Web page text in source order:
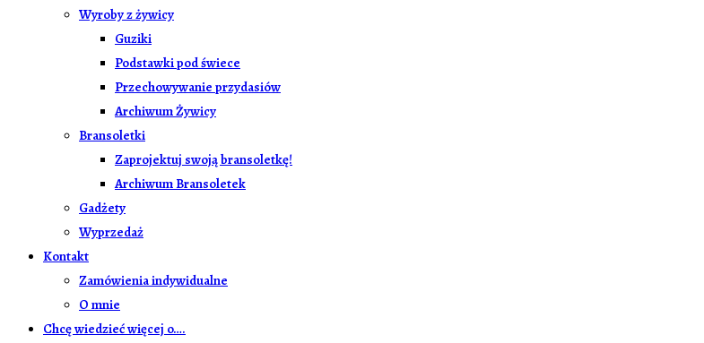
Wyroby z żywicy
Guziki
Podstawki pod świece
Przechowywanie przydasiów
Archiwum Żywicy
Bransoletki
Zaprojektuj swoją bransoletkę!
Archiwum Bransoletek
Gadżety
Wyprzedaż
Kontakt
Zamówienia indywidualne
O mnie
Chcę wiedzieć więcej o….